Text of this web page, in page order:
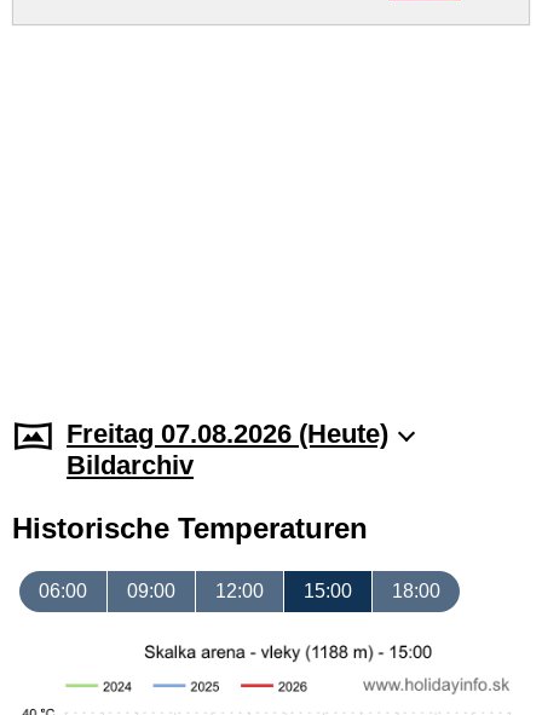
Freitag 07.08.2026 (Heute)
Bildarchiv
Historische Temperaturen
06:00 09:00 12:00 15:00 18:00